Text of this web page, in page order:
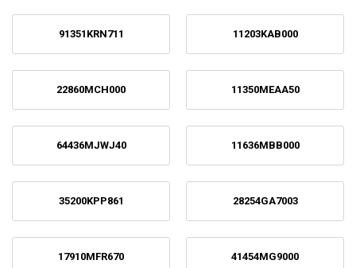
91351KRN711 11203KAB000
22860MCH000 11350MEAA50
64436MJWJ40 11636MBB000
35200KPP861 28254GA7003
17910MFR670 41454MG9000